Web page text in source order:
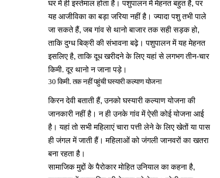
घर में ही इस्तेमाल होता है। पशुपालन में मेहनत बहुत है, पर
यह आजीविका का बड़ा जरिया नहीं है। ज्यादा पशु तभी पाले
जा सकते हैं, जब गांव से थानो बाजार तक सही सड़क हो,
ताकि दुग्ध बिक्री की संभावना बढ़े। पशुपालन में यह मेहनत
इसलिए है, ताकि दूध खरीदने के लिए यहां से लगभग तीन-चार
किमी. दूर थानो न जाना पड़े।
30 किमी. तक नहीं पहुंची घस्यारी कल्याण योजना
किरन देवी बताती हैं, उनको घस्यारी कल्याण योजना की
जानकारी नहीं है। न ही उनके गांव में ऐसी कोई योजना आई
है। यहां तो सभी महिलाएं चारा पत्ती लेने के लिए खेतों या पास
ही जंगल में जाती हैं। महिलाओं को जंगली जानवरों का खतरा
बना रहता है।
सामाजिक मुद्दों के पैरोकार मोहित उनियाल का कहना है,